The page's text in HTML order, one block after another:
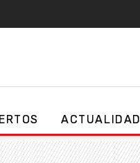
ACTUALIDAD